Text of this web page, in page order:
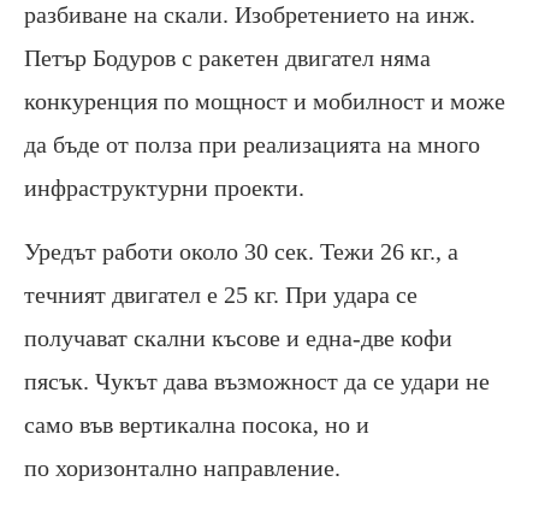
разбиване на скали. Изобретението на инж.
Петър Бодуров с ракетен двигател няма
конкуренция по мощност и мобилност и може
да бъде от полза при реализацията на много
инфраструктурни проекти.
Уредът работи около 30 сек. Тежи 26 кг., а
течният двигател е 25 кг. При удара се
получават скални късове и една-две кофи
пясък. Чукът дава възможност да се удари не
само във вертикална посока, но и
по хоризонтално направление.